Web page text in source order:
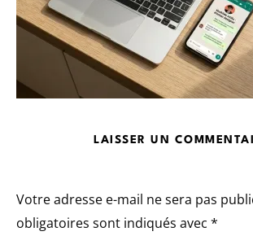
LAISSER UN
Votre adresse e-mail ne sera pas
obligatoires sont indiqués avec *